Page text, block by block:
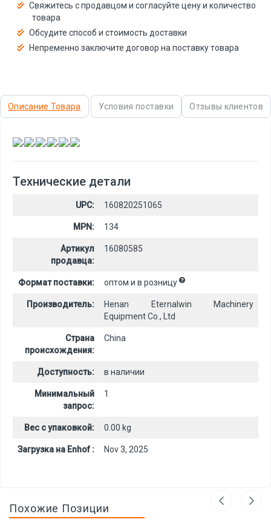
Свяжитесь с продавцом и согласуйте цену и количество
товара
Обсудите способ и стоимость доставки
Непременно заключите договор на поставку товара
Описание Товара Условия поставки Отзывы клиентов
, , , , ,
Технические детали
UPC: 160820251065
MPN: 134
Артикул
продавца:
16080585
Формат поставки: оптом и в розницу
Производитель:
Henan Eternalwin Machinery
Equipment Co., Ltd
Страна
происхождения:
China
Доступность: в наличии
Минимальный
запрос:
1
Вес с упаковкой: 0.00 kg
Загрузка на Enhof : Nov 3, 2025
Похожие Позиции